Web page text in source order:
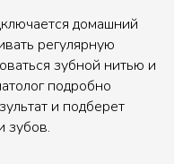
домашний
регулярную
зубной нитью и
подробно
и подберет
зубов.